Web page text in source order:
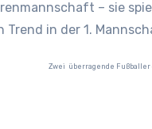
– sie
Trend in der 1.
Zwei überragende Fußballer